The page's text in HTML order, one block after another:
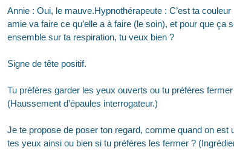
Annie : Oui, le mauve.Hypnothérapeute : C’est ta
amie va faire ce qu’elle a à faire (le soin), et pour que
ensemble sur ta respiration, tu veux bien ?
Signe de tête positif.
Tu préfères garder les yeux ouverts ou tu préfères
(Haussement d’épaules interrogateur.)
Je te propose de poser ton regard, comme quand on
tes yeux ainsi ou bien si tu préfères les fermer ?